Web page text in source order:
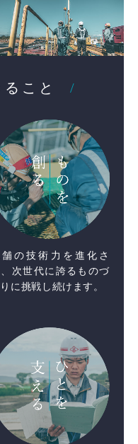
こと
の技術力を進化さ
次世代に誇るものづ
りに挑戦し続けます。